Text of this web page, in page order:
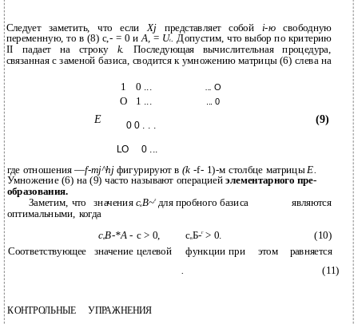
Следует заметить, что еслиXj представляет собой i-ю свободную
переменную, то в (8) с,- = 0 иА,= Ut.Допустим, что выбор по критерию
II падает на строку k.Последующая вычислительная процедура,
связанная с заменой базиса, сводится к умножению матрицы (6) слева на
1 0 ... ... O
О 1 ... ... 0
Е 0 0 . . . (9)
LO
0 ...
где отношения —f-mj^hj фигурируют в (k -f- 1)-м столбце матрицыЕ.
Умножение (6) на (9) часто называют операциейэлементарного пре-
образования.
Заметим, что
значения свВ~г для пробного базиса являются
оптимальными, когда
свВ-*А - с > 0, свБ-г > 0.
(10)
Соответствующее
значение целевой функции при этом равняется
(11)
КОНТРОЛЬНЫЕ УПРАЖНЕНИЯ